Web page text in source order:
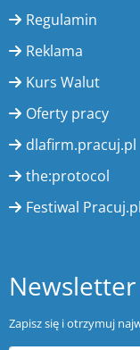
Regulamin
Reklama
Kurs Walut
Oferty pracy
dlafirm.pracuj.pl
the:protocol
Festiwal Pracuj.pl
Newsletter
Zapisz się i otrzymuj